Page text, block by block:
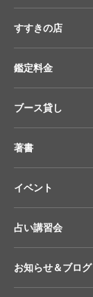
すすきの店
鑑定料金
ブース貸し
著書
イベント
占い講習会
お知らせ＆ブログ